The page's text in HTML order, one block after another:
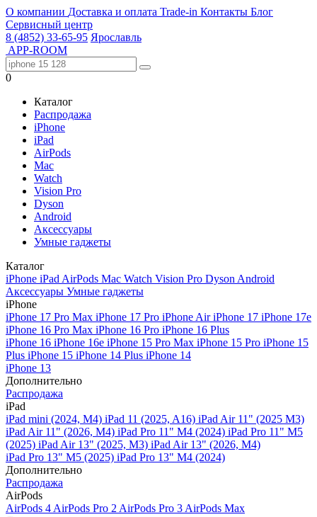
О компании Доставка и оплата Trade-in Контакты Блог
Сервисный центр
8 (4852) 33-65-95 Ярославль
APP-ROOM
0
Каталог
Распродажа
iPhone
iPad
AirPods
Mac
Watch
Vision Pro
Dyson
Android
Аксессуары
Умные гаджеты
Каталог
iPhone iPad AirPods Mac Watch Vision Pro Dyson Android
Аксессуары Умные гаджеты
iPhone
iPhone 17 Pro Max iPhone 17 Pro iPhone AiriPhone 17 iPhone 17e
iPhone 16 Pro Max iPhone 16 Pro iPhone 16 Plus
iPhone 16 iPhone 16e iPhone 15 Pro Max iPhone 15 Pro iPhone 15
Plus iPhone 15 iPhone 14 Plus iPhone 14
iPhone 13
Дополнительно
Распродажа
iPad
iPad mini (2024, M4) iPad 11 (2025, A16) iPad Air 11" (2025 M3)
iPad Air 11" (2026, M4) iPad Pro 11" M4 (2024) iPad Pro 11" M5
(2025) iPad Air 13" (2025, M3) iPad Air 13" (2026, M4)
iPad Pro 13" M5 (2025) iPad Pro 13" M4 (2024)
Дополнительно
Распродажа
AirPods
AirPods 4 AirPods Pro 2 AirPods Pro 3 AirPods Max